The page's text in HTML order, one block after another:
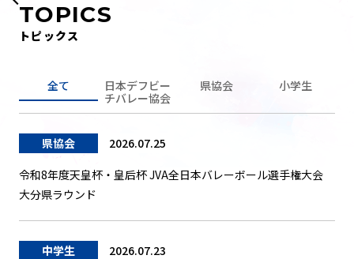
TOPICS
トピックス
全て
日本デフビー
チバレー協会
県協会 小学生
県協会 2026.07.25
令和8年度天皇杯・皇后杯 JVA全日本バレーボール選手権大会
大分県ラウンド
中学生 2026.07.23